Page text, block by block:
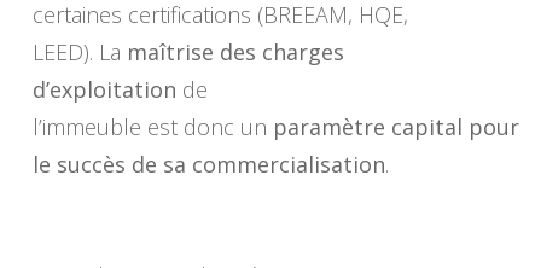
certaines certifications (BREEAM, HQE,
LEED). La maîtrise des charges
d’exploitation de
l’immeuble est donc un paramètre capital pour
le succès de sa commercialisation.